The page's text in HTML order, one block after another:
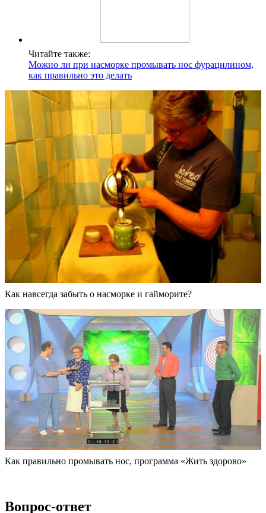
Читайте также:
Можно ли при насморке промывать нос фурацилином,
как правильно это делать
Как навсегда забыть о насморке и гайморите?
Как правильно промывать нос, программа «Жить здорово»
Вопрос-ответ